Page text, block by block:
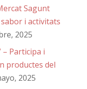
Sagunt
i activitats
2025
– Participa i
productes del
2025